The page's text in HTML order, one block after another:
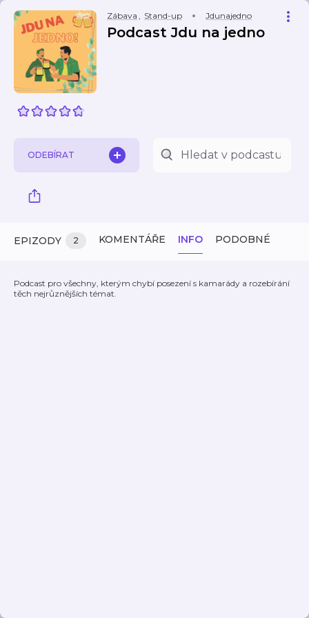
Zábava , Stand-up Jdunajedno
Podcast Jdu na jedno
ODEBÍRAT
EPIZODY 2 KOMENTÁŘE INFO PODOBNÉ
Podcast pro všechny, kterým chybí posezení s kamarády a rozebírání
těch nejrůznějších témat.